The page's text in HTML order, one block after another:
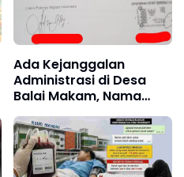
Ada Kejanggalan
Administrasi di Desa
Balai Makam, Nama
Kepala Desa dalam
Dokumen Resmi Jadi
Sorotan